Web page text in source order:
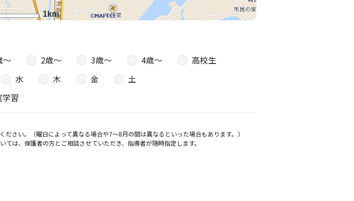
1km
〜 2歳〜 3歳〜 4歳〜
高校生
水 木 金
土
習
さい。（曜日によって異なる場合や7～8月の間は異なるといった場合もあります。）
は、保護者の方とご相談させていただき、指導者が随時指定します。